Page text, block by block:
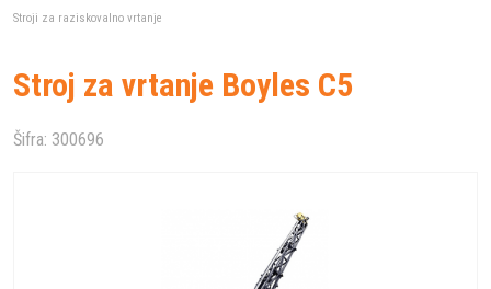
Stroji za raziskovalno vrtanje
Stroj za vrtanje Boyles C5
Šifra: 300696